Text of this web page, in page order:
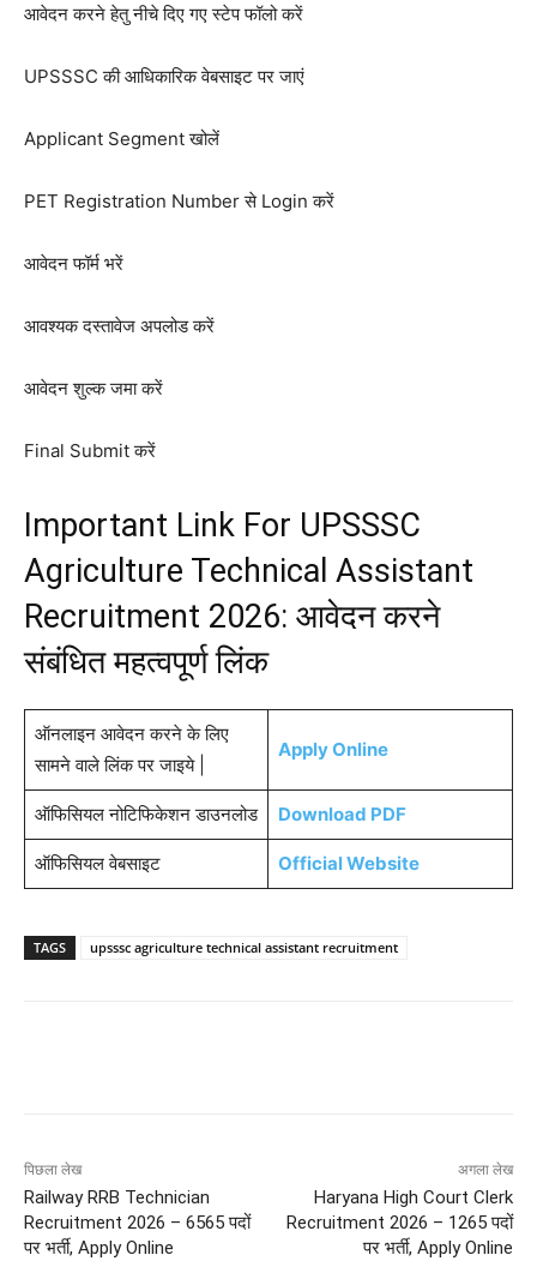
आवेदन करने हेतु नीचे दिए गए स्टेप फॉलो करें
UPSSSC की आधिकारिक वेबसाइट पर जाएं
Applicant Segment खोलें
PET Registration Number से Login करें
आवेदन फॉर्म भरें
आवश्यक दस्तावेज अपलोड करें
आवेदन शुल्क जमा करें
Final Submit करें
Important Link For UPSSSC
Agriculture Technical Assistant
Recruitment 2026: आवेदन करने
संबंधित महत्वपूर्ण लिंक
ऑनलाइन आवेदन करने के लिए
सामने वाले लिंक पर जाइये |
Apply Online
ऑफिसियल नोटिफिकेशन डाउनलोड Download PDF
ऑफिसियल वेबसाइट Official Website
TAGS upsssc agriculture technical assistant recruitment
पिछला लेख
Railway RRB Technician
Recruitment 2026 – 6565 पदों
पर भर्ती, Apply Online
अगला लेख
Haryana High Court Clerk
Recruitment 2026 – 1265 पदों
पर भर्ती, Apply Online